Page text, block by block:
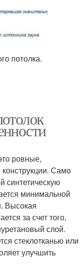
потолка.
ровные,
Само
синтетическую
минимальной
Высокая
за счет того,
слой.
стеклотканью или
улучшить